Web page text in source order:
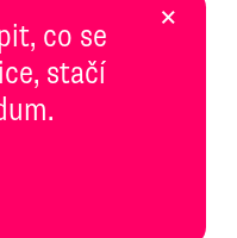
co se
stačí
×